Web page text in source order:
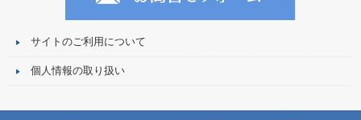
サイトのご利用について
個人情報の取り扱い